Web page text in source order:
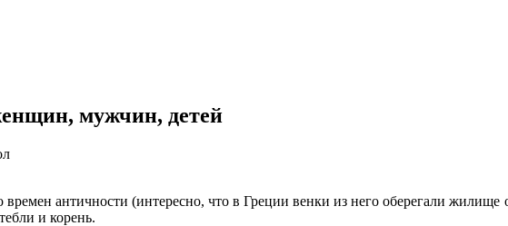
мужчин, детей
времен античности (интересно, что в Греции венки из него оберегали
и корень.